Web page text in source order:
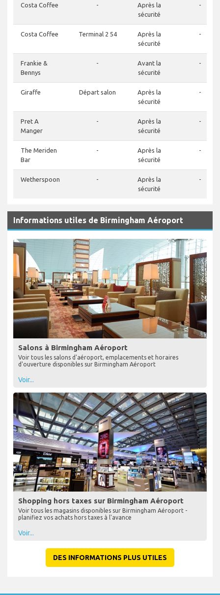
Costa Coffee -
Après la
sécurité
-
Costa Coffee Terminal 2 54
Après la
sécurité
-
Frankie &
Bennys
-
Avant la
sécurité
-
Giraffe Départ salon
Après la
sécurité
-
Pret A
Manger
-
Après la
sécurité
-
The Meriden
Bar
-
Après la
sécurité
-
Wetherspoon -
Après la
sécurité
-
Informations utiles de Birmingham Aéroport
Salons à Birmingham Aéroport
Voir tous les salons d'aéroport, emplacements et horaires
d'ouverture disponibles sur Birmingham Aéroport
Voir...
Shopping hors taxes sur Birmingham Aéroport
Voir tous les magasins disponibles sur Birmingham Aéroport -
planifiez vos achats hors taxes à l'avance
Voir...
DES INFORMATIONS PLUS UTILES